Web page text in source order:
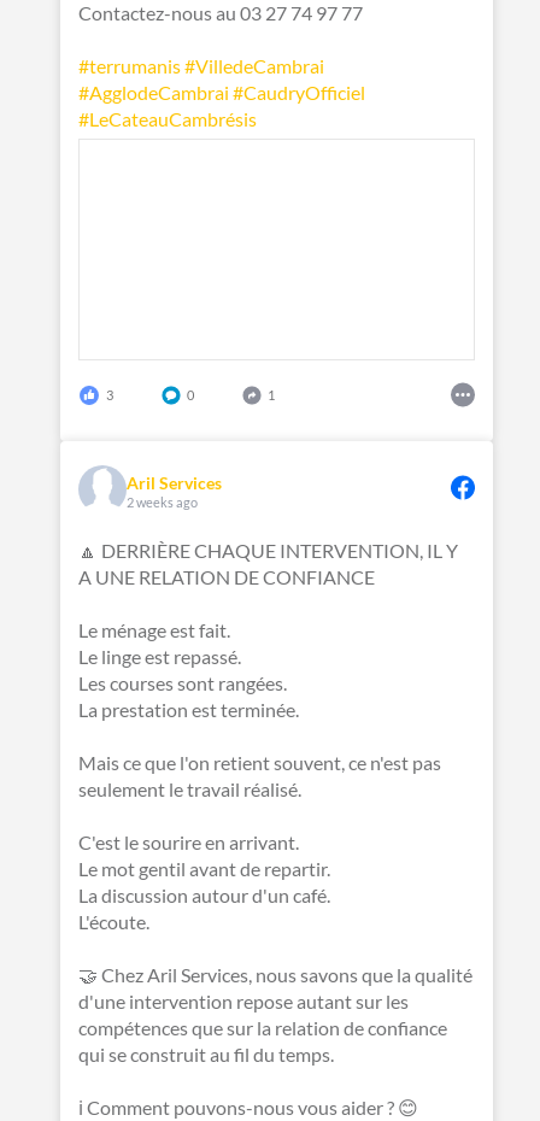
Contactez-nous au 03 27 74 97 77
#terrumanis#VilledeCambrai
#AgglodeCambrai #CaudryOfficiel
#LeCateauCambrésis
3 0 1
Aril Services
2 weeks ago
🔼 DERRIÈRE CHAQUE INTERVENTION, IL Y
A UNE RELATION DE CONFIANCE
Le ménage est fait.
Le linge est repassé.
Les courses sont rangées.
La prestation est terminée.
Mais ce que l'on retient souvent, ce n'est pas
seulement le travail réalisé.
C'est le sourire en arrivant.
Le mot gentil avant de repartir.
La discussion autour d'un café.
L'écoute.
🤝 Chez Aril Services, nous savons que la qualité
d'une intervention repose autant sur les
compétences que sur la relation de confiance
qui se construit au fil du temps.
ℹ️ Comment pouvons-nous vous aider ? 😊